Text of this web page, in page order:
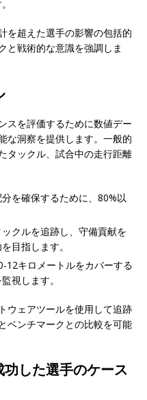
を超えた選手の影響の包括的
と戦術的な意識を強調しま
スを評価するために数値デー
な洞察を提供します。一般的
タックル、試合中の走行距離
を確保するために、80%以
クルを追跡し、守備貢献を
目指します。
12キロメートルをカバーする
視します。
ウェアツールを使用して追跡
ベンチマークとの比較を可能
した選手のケース